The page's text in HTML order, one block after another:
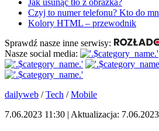
Jak usunąć tło z obrazka?
Czyj to numer telefonu? Kto do
Kolory HTML – przewodnik
Sprawdź nasze inne serwisy:
Nasze social media:
dailyweb /Tech /Mobile
7.06.2023 11:30 | Aktualizacja: